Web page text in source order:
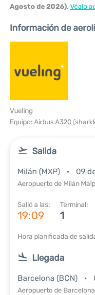
Agosto de 2026). Véalo
Información de
Vueling
Equipo: Airbus A320
Salida
Milán (MXP) 09
Aeropuerto de Milán
Salió a las:
19:09
Terminal:
1
Hora planificada de
Llegada
Barcelona (BCN)
Aeropuerto de